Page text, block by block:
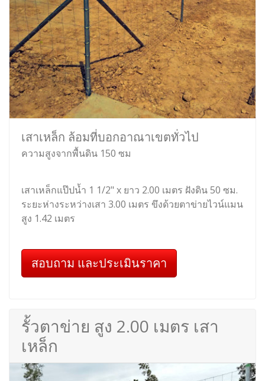
เสาเหล็ก ล้อมที่บอกอาณาเขตทั่วไป
ความสูงจากพื้นดิน 150 ซม
เสาเหล็กแป๊ปน้ำ 1 1/2" x ยาว 2.00 เมตร ฝังดิน 50 ซม.
ระยะห่างระหว่างเสา 3.00 เมตร ขึงด้วยตาข่ายไวน์แมน
สูง 1.42 เมตร
สอบถาม และประเมินราคา
รั้วตาข่าย สูง 2.00 เมตร เสา
เหล็ก